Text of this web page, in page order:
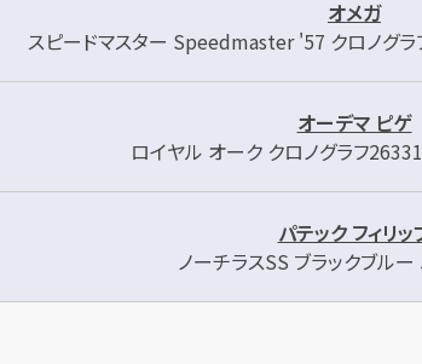
オメガ
スピードマスター Speedmaster '57 クロノグ
オーデマ ピゲ
ロイヤル オーク クロノグラフ
パテック フィリッ
ノーチラスSS ブラックブル